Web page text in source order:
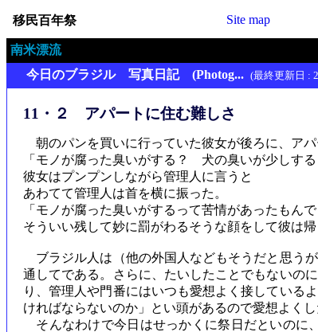
移民百年祭 Site map
南米漂流
今日のブラジル 写真日記 (Photog... (最終更新日 :
11・２ アパートに住む難しさ
朝のパンを買いに行っていた彼女が後ろに、アパ
「モノが腐った臭いがする？ 犬の臭いが少しする
彼女はプンプンしながら管理人に言うと
あわてて管理人は首を横に振った。
「モノが腐った臭いがするって苦情があったもんで
そういい残して妙に罰がわるそうな顔をして彼は帰
ブラジル人は（他の外国人などもそうだと思う
通してである。さらに、たいしたことでもないの
り、管理人や門番にはいつも愛想よく接している
ければならないのか」とい頭があるので愛想よく
そんなわけで今日はせっかくに祭日だといのに